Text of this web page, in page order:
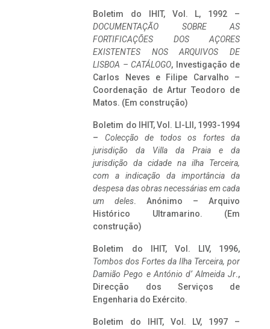
Boletim do IHIT, Vol. L, 1992 –
DOCUMENTAÇÃO SOBRE AS
FORTIFICAÇÕES DOS AÇORES
EXISTENTES NOS ARQUIVOS DE
LISBOA – CATÁLOGO, Investigação de
Carlos Neves e Filipe Carvalho –
Coordenação de Artur Teodoro de
Matos. (Em construção)
Boletim do IHIT, Vol. LI-LII, 1993-1994
– Colecção de todos os fortes da
jurisdição da Villa da Praia e da
jurisdição da cidade na ilha Terceira,
com a indicação da importância da
despesa das obras necessárias em cada
um deles. Anónimo – Arquivo
Histórico Ultramarino. (Em
construção)
Boletim do IHIT, Vol. LIV, 1996,
Tombos dos Fortes da Ilha Terceira, por
Damião Pego e António d’ Almeida Jr.,
Direcção dos Serviços de
Engenharia do Exército.
Boletim do IHIT, Vol. LV, 1997 –